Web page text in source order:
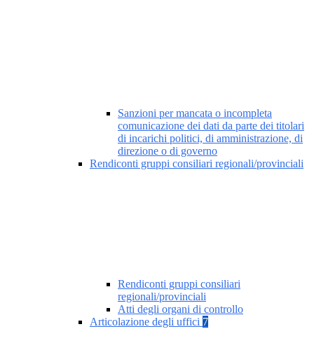
Sanzioni per mancata o incompleta
comunicazione dei dati da parte dei titolari
di incarichi politici, di amministrazione, di
direzione o di governo
Rendiconti gruppi consiliari regionali/provinciali
Rendiconti gruppi consiliari
regionali/provinciali
Atti degli organi di controllo
Articolazione degli uffici 7